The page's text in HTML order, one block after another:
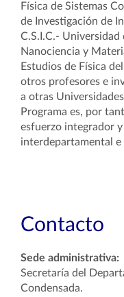
Física de Sistemas
de Investigación de
C.S.I.C.-
Nanociencia y
Estudios de Física
otros profesores e
a otras
Programa es, por
esfuerzo integrador
interdepartamental
Contacto
Sede administrativa:
Secretaría del
Condensada.